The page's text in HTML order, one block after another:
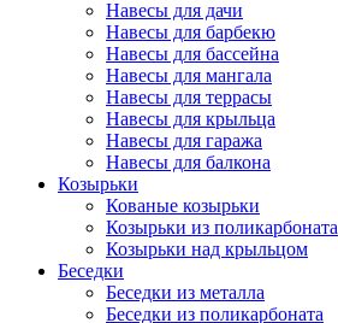
Навесы для дачи
Навесы для барбекю
Навесы для бассейна
Навесы для мангала
Навесы для террасы
Навесы для крыльца
Навесы для гаража
Навесы для балкона
Козырьки
Кованые козырьки
Козырьки из поликарбоната
Козырьки над крыльцом
Беседки
Беседки из металла
Беседки из поликарбоната